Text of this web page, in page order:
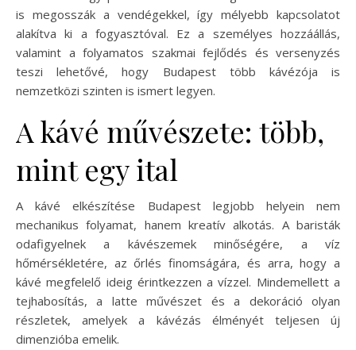
is megosszák a vendégekkel, így mélyebb kapcsolatot
alakítva ki a fogyasztóval. Ez a személyes hozzáállás,
valamint a folyamatos szakmai fejlődés és versenyzés
teszi lehetővé, hogy Budapest több kávézója is
nemzetközi szinten is ismert legyen.
A kávé művészete: több,
mint egy ital
A kávé elkészítése Budapest legjobb helyein nem
mechanikus folyamat, hanem kreatív alkotás. A baristák
odafigyelnek a kávészemek minőségére, a víz
hőmérsékletére, az őrlés finomságára, és arra, hogy a
kávé megfelelő ideig érintkezzen a vízzel. Mindemellett a
tejhabosítás, a latte művészet és a dekoráció olyan
részletek, amelyek a kávézás élményét teljesen új
dimenzióba emelik.